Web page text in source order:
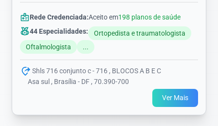
Rede Credenciada:Aceito em198 planos de saúde
44 Especialidades:
Ortopedista e traumatologista
Oftalmologista
...
Shls 716 conjunto c - 716 , BLOCOS A B E C
Asa sul , Brasília - DF , 70.390-700
Ver Mais